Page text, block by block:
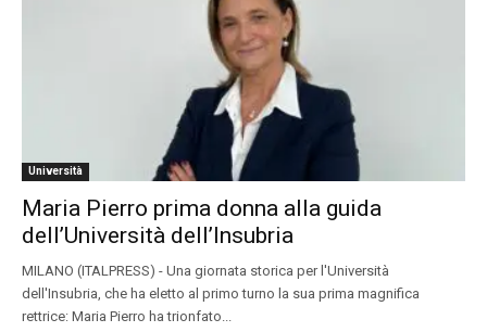
Università
Maria Pierro prima donna alla guida
dell’Università dell’Insubria
MILANO (ITALPRESS) - Una giornata storica per l'Università
dell'Insubria, che ha eletto al primo turno la sua prima magnifica
rettrice: Maria Pierro ha trionfato...